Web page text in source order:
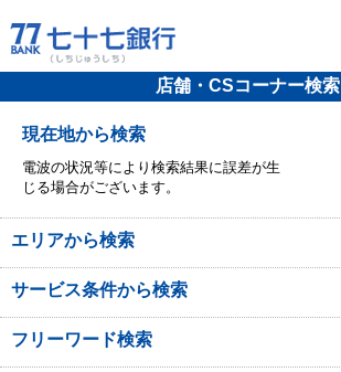
店舗・CSコーナー検索
現在地から検索
電波の状況等により検索結果に誤差が生
じる場合がございます。
エリアから検索
サービス条件から検索
フリーワード検索